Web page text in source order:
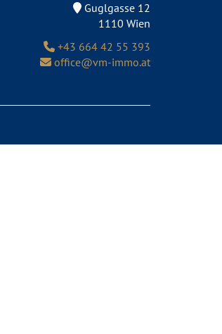
Guglgasse 12
1110 Wien
+43 664 42 55 393
office@vm-immo.at